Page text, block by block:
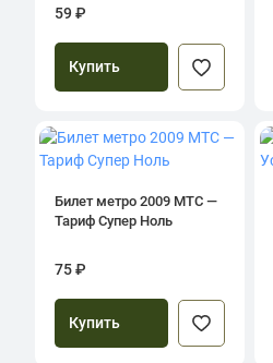
59 ₽
Купить
Билет метро 2009 МТС —
Тариф Супер Ноль
75 ₽
Купить